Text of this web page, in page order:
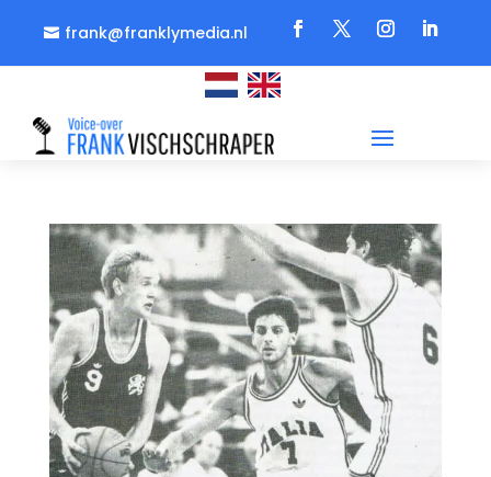
 frank@franklymedia.nl